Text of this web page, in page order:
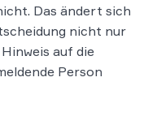
Das ändert sich
nicht nur
auf die
Person